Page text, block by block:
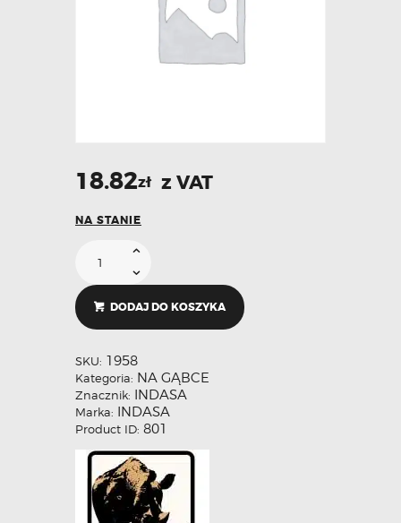
18.82zł z VAT
NA STANIE
DODAJ DO KOSZYKA
SKU: 1958
Kategoria: NA GĄBCE
Znacznik: INDASA
Marka: INDASA
Product ID: 801